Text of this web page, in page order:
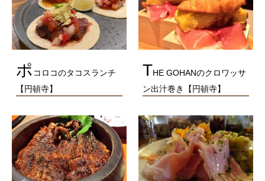
ポ コロコのタコスランチ
【円頓寺】
THE GOHANのクロワッサ
ン出汁巻き【円頓寺】